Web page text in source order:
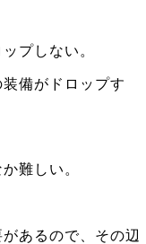
プしない。
備がドロップす
難しい。
あるので、その辺